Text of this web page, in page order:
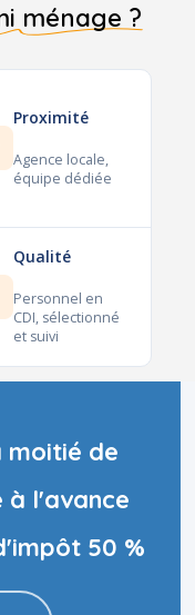
ménage ?
Proximité
Agence locale,
équipe dédiée
Qualité
Personnel en
CDI, sélectionné
et suivi
moitié de
l'avance
50 %